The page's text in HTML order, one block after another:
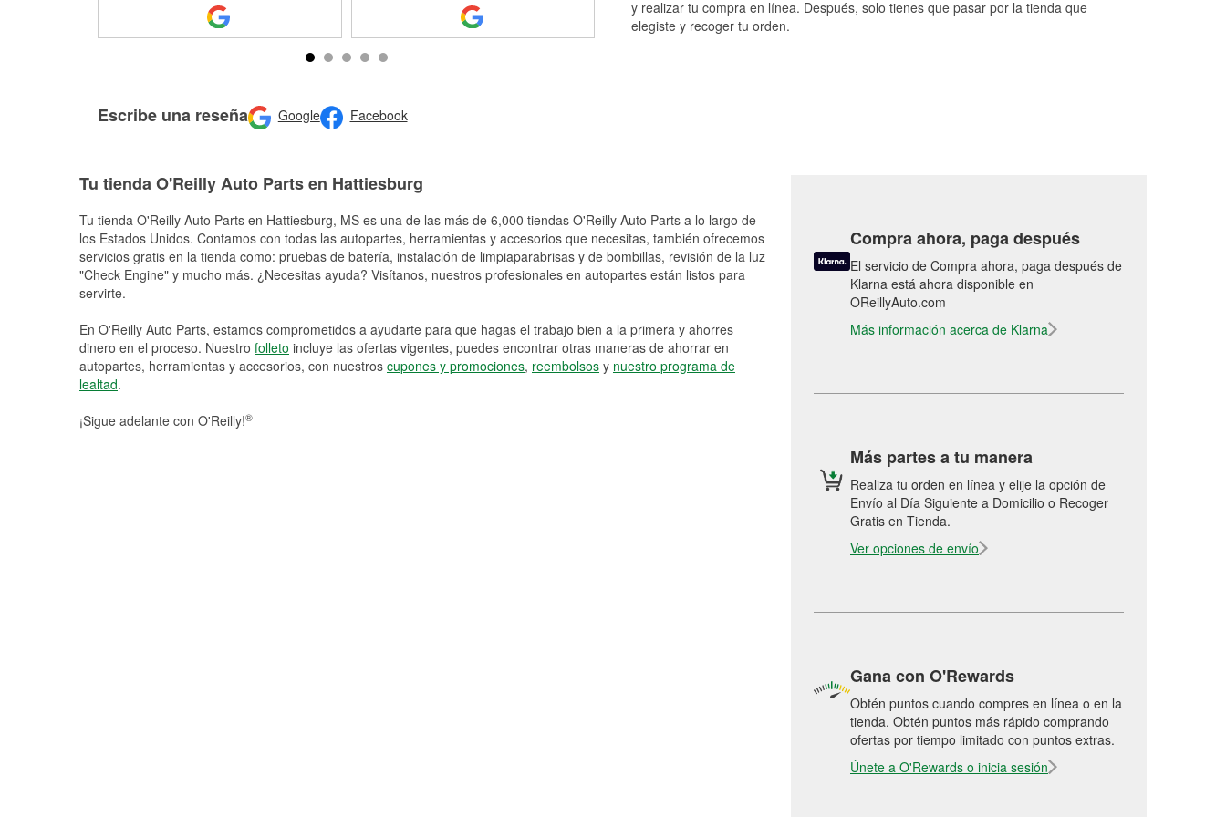
Escribe una reseña Google Facebook
y realizar tu compra en línea. Después, solo tienes que pasar por la tienda que
elegiste y recoger tu orden.
Tu tienda O'Reilly Auto Parts en Hattiesburg
Tu tienda O'Reilly Auto Parts en Hattiesburg, MS es una de las más de 6,000 tiendas O'Reilly Auto Parts a lo largo de
los Estados Unidos. Contamos con todas las autopartes, herramientas y accesorios que necesitas, también ofrecemos
servicios gratis en la tienda como: pruebas de batería, instalación de limpiaparabrisas y de bombillas, revisión de la luz
"Check Engine" y mucho más. ¿Necesitas ayuda? Visítanos, nuestros profesionales en autopartes están listos para
servirte.
En O'Reilly Auto Parts, estamos comprometidos a ayudarte para que hagas el trabajo bien a la primera y ahorres
dinero en el proceso. Nuestro folleto incluye las ofertas vigentes, puedes encontrar otras maneras de ahorrar en
autopartes, herramientas y accesorios, con nuestros cupones y promociones, reembolsos y nuestro programa de
lealtad.
¡Sigue adelante con O'Reilly!®
Compra ahora, paga después
El servicio de Compra ahora, paga después de
Klarna está ahora disponible en
OReillyAuto.com
Más información acerca de Klarna
Más partes a tu manera
Realiza tu orden en línea y elije la opción de
Envío al Día Siguiente a Domicilio o Recoger
Gratis en Tienda.
Ver opciones de envío
Gana con O'Rewards
Obtén puntos cuando compres en línea o en la
tienda. Obtén puntos más rápido comprando
ofertas por tiempo limitado con puntos extras.
Únete a O'Rewards o inicia sesión